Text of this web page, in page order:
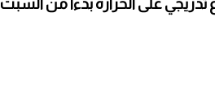
تدريجي على الحرارة بدءا من السبت